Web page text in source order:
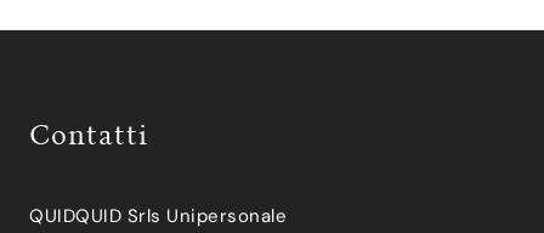
Contatti
QUIDQUID Srls Unipersonale